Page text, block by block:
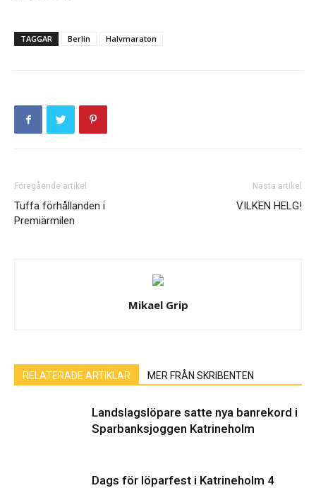
TAGGAR Berlin Halvmaraton
Föregående artikel
Tuffa förhållanden i
Premiärmilen
Nästa artikel
VILKEN HELG!
Mikael Grip
RELATERADE ARTIKLAR MER FRÅN SKRIBENTEN
Landslagslöpare satte nya banrekord i
Sparbanksjoggen Katrineholm
Dags för löparfest i Katrineholm 4